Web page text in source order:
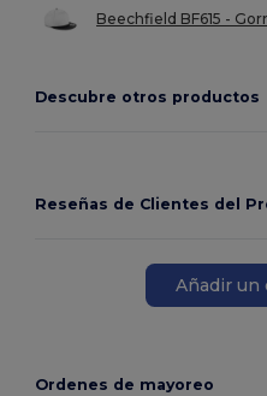
Beechfield BF615 -
Descubre otros productos
Reseñas de Clientes del
Añadir un
Ordenes de mayoreo